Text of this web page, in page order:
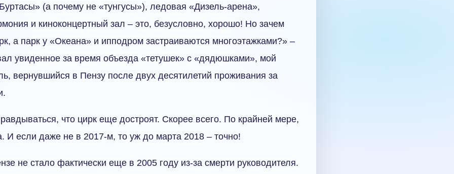
(а почему не «тунгусы»), ледовая «Дизель-арена»,
и киноконцертный зал – это, безусловно, хорошо! Но зачем
а парк у «Океана» и ипподром застраиваются многоэтажками?» –
увиденное за время объезда «тетушек» с «дядюшками», мой
вернувшийся в Пензу после двух десятилетий проживания за
что цирк еще достроят. Скорее всего. По крайней мере,
И если даже не в 2017-м, то уж до марта 2018 – точно!
не стало фактически еще в 2005 году из-за смерти руководителя.